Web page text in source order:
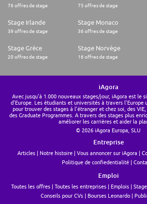
76 offres de stage 75 offres de stage
Stage Irlande
39 offres de stage
Stage Monaco
36 offres de stage
Stage Grèce
20 offres de stage
Stage Norvège
16 offres de stage
iAgora
Avec jusqu'à 1.000 nouveaux stages/jour, iAgora est le
d'Europe. Les étudiants et universités à travers
pour trouver des stages à l'étranger et chez soi, des
des Graduate Programmes. A travers des stages plus
améliorer les carrières et aider la
© 2026 iAgora Europa, SLU
Entreprise
Articles Notre histoire Vous annoncer sur iAgora
Politique de confiedentialité
Emploi
Toutes les offres Toutes les entreprises Emplois
Conseils pour CVs
Bourses Leonardo